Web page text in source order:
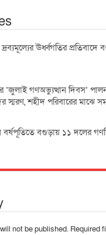
ঊর্ধ্বগতির
‘জুলাই গণঅভ্যুত্থান দিবস’
স্মরণ, শহীদ পরিবারের মাঝে
বর্ষপূতিতে বগুড়ায় ১১ দলের
not be published. Required